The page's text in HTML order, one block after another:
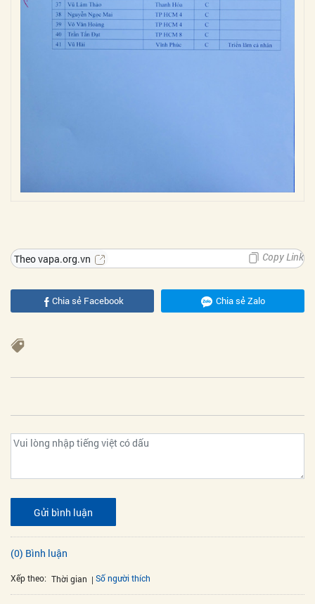
Theo vapa.org.vn Copy Link
Chia sẻ Facebook Chia sẻ Zalo
Gửi bình luận
(0) Bình luận
Xếp theo: Thời gian Số người thích